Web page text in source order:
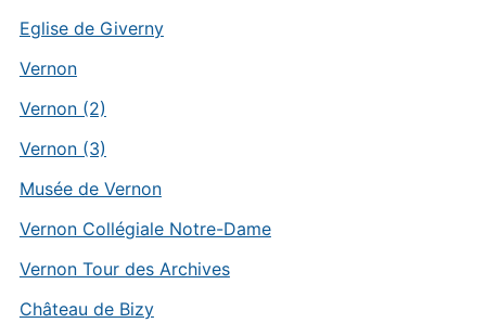
Eglise de Giverny
Vernon
Vernon (2)
Vernon (3)
Musée de Vernon
Vernon Collégiale Notre-Dame
Vernon Tour des Archives
Château de Bizy